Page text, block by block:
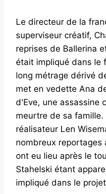
Le directeur de la
superviseur créatif,
reprises de Ballerina
était impliqué dans le
long métrage dérivé
met en vedette Ana
d'Eve, une assassine
meurtre de sa
réalisateur Len
nombreux reportages
ont eu lieu après le
Stahelski étant
impliqué dans le